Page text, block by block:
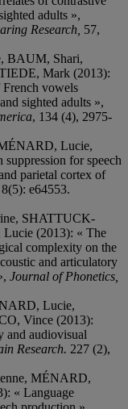
adults »,
Research, 57,
BAUM, Shari,
Mark (2013):
vowels
sighted adults »,
, 134 (4), 2975-
Lucie,
for speech
parietal cortex of
8(5): e64553.
SHATTUCK-
(2013): « The
complexity on the
and articulatory
Journal of Phonetics,
Lucie,
Vince (2013):
and audiovisual
Research. 227 (2),
MÉNARD,
« Language